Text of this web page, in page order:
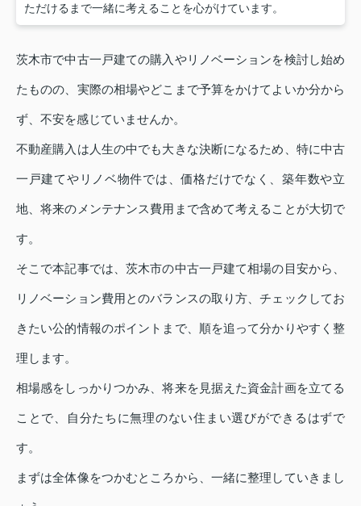
ただけるまで一緒に考えることを心がけています。
茨木市で中古一戸建ての購入やリノベーションを検討し始め
たものの、実際の相場やどこまで予算をかけてよいか分から
ず、不安を感じていませんか。
不動産購入は人生の中でも大きな決断になるため、特に中古
一戸建てやリノベ物件では、価格だけでなく、築年数や立
地、将来のメンテナンス費用まで含めて考えることが大切で
す。
そこで本記事では、茨木市の中古一戸建て相場の目安から、
リノベーション費用とのバランスの取り方、チェックしてお
きたい公的情報のポイントまで、順を追って分かりやすく整
理します。
相場感をしっかりつかみ、将来を見据えた資金計画を立てる
ことで、自分たちに無理のない住まい選びができるはずで
す。
まずは全体像をつかむところから、一緒に整理していきまし